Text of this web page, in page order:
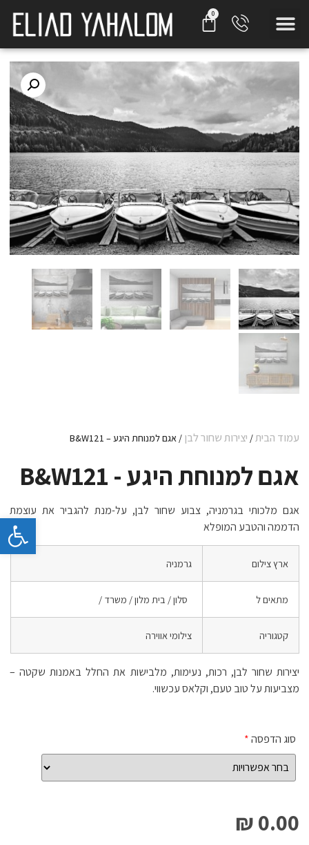
עמוד הבית/ יצירות שחור לבן / אגם למנוחת היגע – B&W121
אגם למנוחת היגע - B&W121
אגם מלכותי בגרמניה, צבוע שחור לבן, על-מנת להגביר את עוצמת
הדממה והטבע המופלא
ארץ צילום גרמניה
מתאים ל סלון / בית מלון / משרד /
קטגוריה צילומי אווירה
יצירות שחור לבן, רכות, נעימות, מלבישות את החלל באמנות שקטה –
מצביעות על טוב טעם, וקלאס עכשווי.
סוג הדפסה*
0.00 ₪